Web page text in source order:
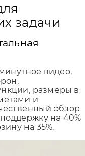
задачи
видео,
размеры в
и
обзор
на 40%
на 35%.